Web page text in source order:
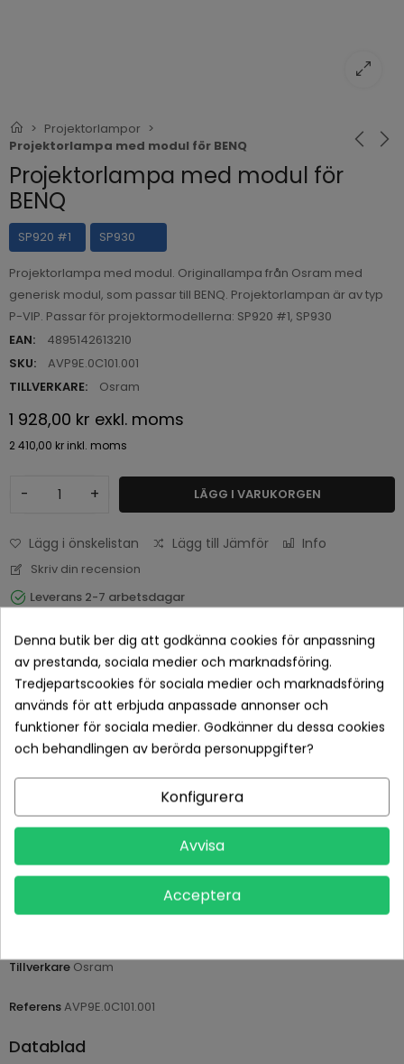
Projektorlampor
Projektorlampa med modul för BENQ
Projektorlampa med modul för
BENQ
SP920 #1 SP930
Projektorlampa med modul. Originallampa från Osram med
generisk modul, som passar till BENQ. Projektorlampan är av typ
P-VIP. Passar för projektormodellerna: SP920 #1, SP930
EAN:
4895142613210
SKU:
AVP9E.0C101.001
TILLVERKARE:
Osram
1 928,00 kr exkl. moms
2 410,00 kr inkl. moms
- + LÄGG I VARUKORGEN
Lägg i önskelistan Lägg till Jämför Info
Skriv din recension
Leverans 2-7 arbetsdagar
Betala tryggt med Klarna checkout
Leveranstid normalt 1-2 dagar med spårbar frakt
Returvillkor 14 dagars öppet köp (se köpvillkor)
PRODUKTDETALJER
Tillverkare Osram
ReferensAVP9E.0C101.001
Datablad
Denna butik ber dig att godkänna cookies för anpassning
av prestanda, sociala medier och marknadsföring.
Tredjepartscookies för sociala medier och marknadsföring
används för att erbjuda anpassade annonser och
funktioner för sociala medier. Godkänner du dessa cookies
och behandlingen av berörda personuppgifter?
Konfigurera
Avvisa
Acceptera